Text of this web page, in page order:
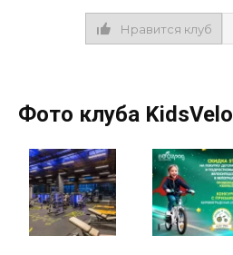
Нравится клуб
Фото клуба KidsVelo